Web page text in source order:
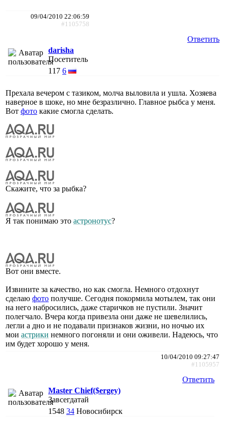
09/04/2010 22:06:59
#1105758
Ответить
darisha
Посетитель
117 6
Прехала вечером с тазиком, молча выловила и ушла. Хозяева
наверное в шоке, но мне безразлично. Главное рыбса у меня.
Вот фото какие смогла сделать.
Скажите, что за рыбка?
Я так понимаю это астронотус?
Вот они вместе.
Извините за качество, но как смогла. Немного отдохнут
сделаю фото получше. Сегодня покормила мотылем, так они
на него набросились, даже старичков не пустили. Значит
полегчало. Вчера когда привезла они даже не шевелились,
легли а дно и не подавали признаков жизни, но ночью их
мои астрики немного погоняли и они оживели. Надеюсь, что
им будет хорошо у меня.
10/04/2010 09:27:47
#1105957
Ответить
Master Chief($ergey)
Завсегдатай
1548 34 Новосибирск